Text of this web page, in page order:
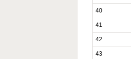
40
41
42
43